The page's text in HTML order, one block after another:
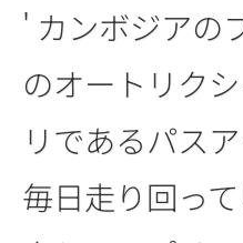
' カンボジアの
のオートリク
リであるパス
毎日走り回っ